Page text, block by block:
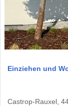
Einziehen und
Castrop-Rauxel,